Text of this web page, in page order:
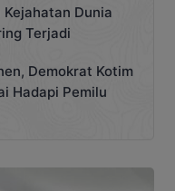
Dunia
Terjadi
Demokrat Kotim
Hadapi Pemilu